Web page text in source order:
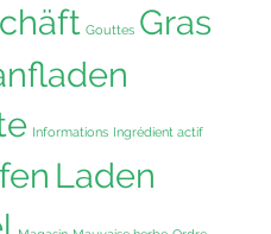
Gouttes Gras
Informations Ingrédient actif
Laden